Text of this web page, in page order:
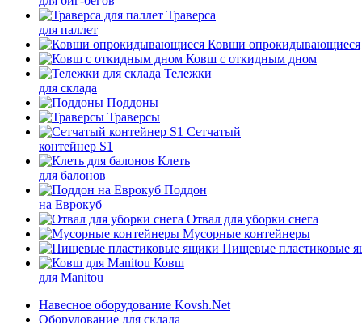
Траверса
для паллет
Ковши опрокидывающиеся
Ковш с откидным дном
Тележки
для склада
Поддоны
Траверсы
Сетчатый
контейнер S1
Клеть
для балонов
Поддон
на Еврокуб
Отвал для уборки снега
Мусорные контейнеры
Пищевые пластиковые
Ковш
для Manitou
Навесное оборудование Kovsh.Net
Оборудование для склада